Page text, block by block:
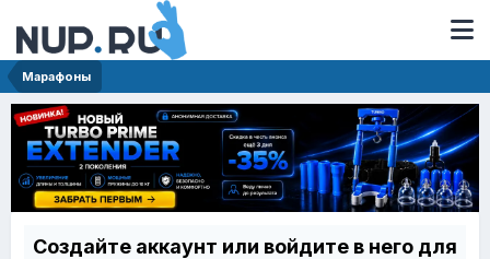
Марафоны
Создайте аккаунт или войдите в него для